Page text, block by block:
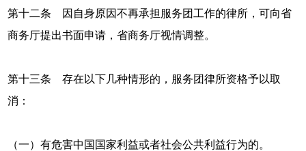
第十二条 因自身原因不再承担服务团工作的律所，可向省
商务厅提出书面申请，省商务厅视情调整。
第十三条 存在以下几种情形的，服务团律所资格予以取
消：
（一）有危害中国国家利益或者社会公共利益行为的。